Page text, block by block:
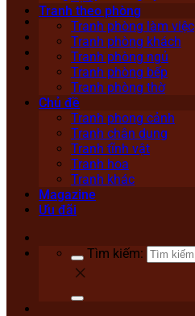
Tranh theo phòng
Tranh phòng làm việc
Tranh phòng khách
Tranh phòng ngủ
Tranh phòng bếp
Tranh phòng thờ
Chủ đề
Tranh phong cảnh
Tranh chân dung
Tranh tĩnh vật
Tranh hoa
Tranh khác
Magazine
Ưu đãi
Tìm kiếm: